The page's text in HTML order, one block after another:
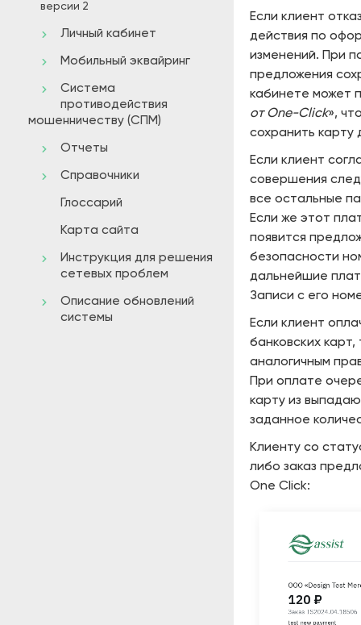
версии 2
Личный кабинет
Мобильный эквайринг
Система
противодействия
мошенничеству (СПМ)
Отчеты
Справочники
Глоссарий
Карта сайта
Инструкция для решения
сетевых проблем
Описание обновлений
системы
Если клиент
действия по
изменений. При
предложения
кабинете может
от One-Click»,
сохранить карту
Если клиент
совершения
все остальные
Если же этот
появится
безопасности
дальнейшие
Записи с его
Если клиент
банковских
аналогичным
При оплате
карту из
заданное
Клиенту со
либо заказ
One Click: